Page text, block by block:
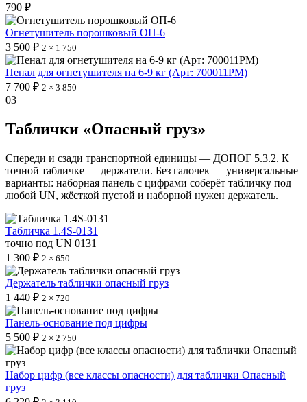
790 ₽
Огнетушитель порошковый ОП-6
3 500 ₽ 2 × 1 750
Пенал для огнетушителя на 6-9 кг (Арт: 700011PM)
7 700 ₽ 2 × 3 850
03
Таблички «Опасный груз»
Спереди и сзади транспортной единицы — ДОПОГ 5.3.2. К
точной табличке — держатели. Без галочек — универсальные
варианты: наборная панель с цифрами соберёт табличку под
любой UN, жёсткой пустой и наборной нужен держатель.
Табличка 1.4S-0131
точно под UN 0131
1 300 ₽ 2 × 650
Держатель таблички опасный груз
1 440 ₽ 2 × 720
Панель-основание под цифры
5 500 ₽ 2 × 2 750
Набор цифр (все классы опасности) для таблички Опасный
груз